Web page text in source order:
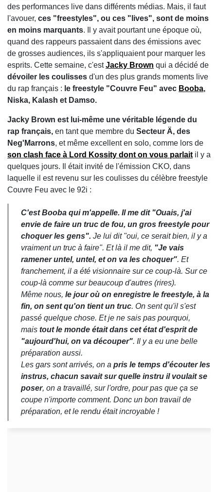
des performances live dans différents médias. Mais, il faut
l'avouer, ces "freestyles", ou ces "lives", sont de moins
en moins marquants. Il y avait pourtant une époque où,
quand des rappeurs passaient dans des émissions avec
de grosses audiences, ils s'appliquaient pour marquer les
esprits. Cette semaine, c'est Jacky Brown qui a décidé de
dévoiler les coulisses d'un des plus grands moments live
du rap français : le freestyle "Couvre Feu" avec Booba,
Niska, Kalash et Damso.
Jacky Brown est lui-même une véritable légende du
rap français, en tant que membre du Secteur Ä, des
Neg'Marrons, et même excellent en solo, comme lors de
son clash face à Lord Kossity dont on vous parlait il y a
quelques jours. Il était invité de l'émission CKO, dans
laquelle il est revenu sur les coulisses du célèbre freestyle
Couvre Feu avec le 92i :
C'est Booba qui m'appelle. Il me dit "Ouais, j'ai
envie de faire un truc de fou, un gros freestyle pour
choquer les gens". Je lui dit "oui, ce serait bien, il y a
vraiment un truc à faire". Et là il me dit, "Je vais
ramener untel, untel, et on va les choquer". Et
franchement, il a été visionnaire sur ce coup-là. Sur ce
coup-là comme sur beaucoup d'autres (rires).
Même nous, le jour où on enregistre le freestyle, à la
fin, on sent qu'on tient un truc. On sent qu'il s'est
passé quelque chose. Et je ne sais pas pourquoi,
mais tout le monde était dans cet état d'esprit de
"aujourd'hui, on va découper". Il y a eu une belle
préparation aussi.
Les gars sont arrivés, on a pris le temps d'écouter les
instrus, chacun savait sur quelle instru il voulait se
poser, on a travaillé, sur l'ordre, pour pas que ça se
coupe n'importe comment. Donc un bon travail de
préparation, et le rendu était incroyable !